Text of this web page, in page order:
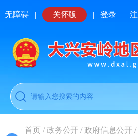
无障碍 | 关怀版 | 登录 |
首页 /政务公开 /政府信息公开 /